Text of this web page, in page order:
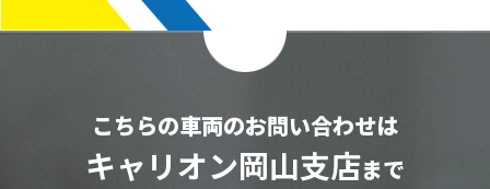
こちらの車両のお問い合わせは
キャリオン岡山支店まで